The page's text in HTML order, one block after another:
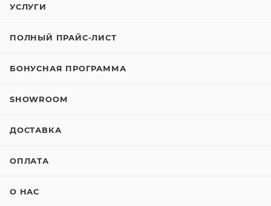
УСЛУГИ
ПОЛНЫЙ ПРАЙС-ЛИСТ
БОНУСНАЯ ПРОГРАММА
SHOWROOM
ДОСТАВКА
ОПЛАТА
О НАС